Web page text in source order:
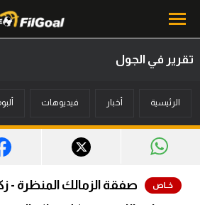
أخبار
ميركاتو
تقرير في الجول
الرئيسية أخبار فيديوهات
صفقة الزمالك المنظرة -